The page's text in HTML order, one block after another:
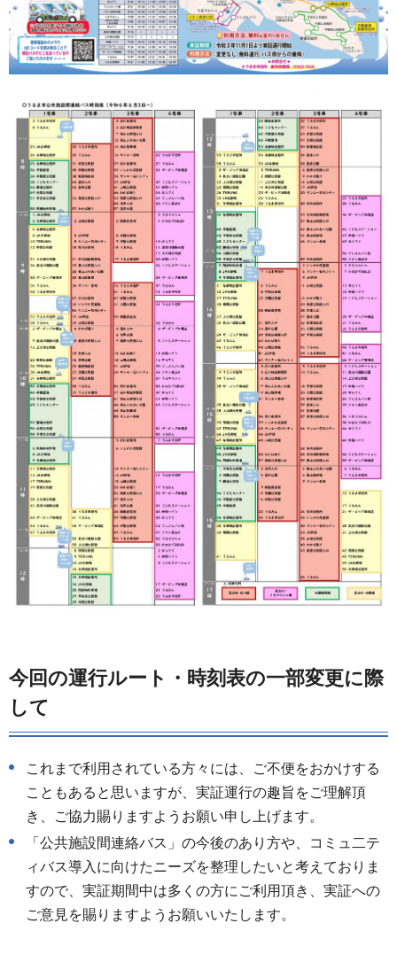
今回の運行ルート・時刻表の一部変更に際
して
これまで利用されている方々には、ご不便をおかけする
こともあると思いますが、実証運行の趣旨をご理解頂
き、ご協力賜りますようお願い申し上げます。
「公共施設間連絡バス」の今後のあり方や、コミュ二テ
ィバス導入に向けたニーズを整理したいと考えておりま
すので、実証期間中は多くの方にご利用頂き、実証への
ご意見を賜りますようお願いいたします。